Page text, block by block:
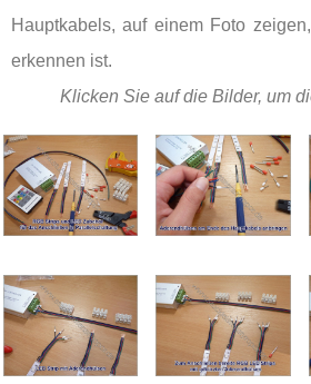
Hauptkabels, auf einem Foto
erkennen ist.
Klicken Sie auf die Bilder, um